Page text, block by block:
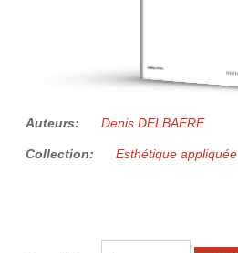
Auteurs: Denis DELBAERE
Collection: Esthétique appliquée